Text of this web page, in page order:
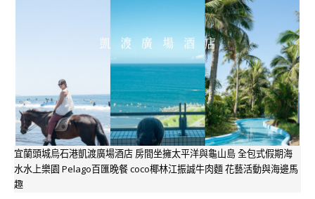
宜蘭頭城烏石港凱渡廣場酒店 房間坐擁太平洋與龜山島 全包式假期海
水水上樂園 Pelago百匯晚餐 coco椰林江振誠牛肉麵 花藝活動與海邊馬
趣